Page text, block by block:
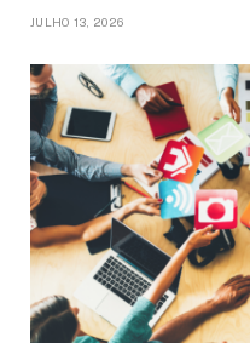
JULHO 13, 2026